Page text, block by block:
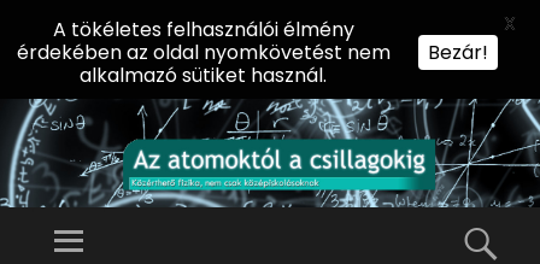
AZ
Menü
A tökéletes felhasználói élmény
érdekében az oldal nyomkövetést nem
alkalmazó sütiket használ.
Bezár!
X